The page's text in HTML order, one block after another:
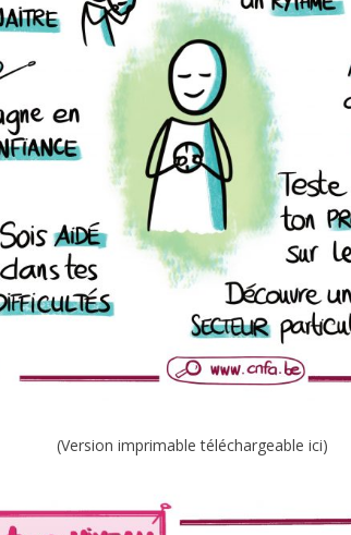
(Version imprimable téléchargeable ici)